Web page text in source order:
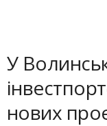
У
нових